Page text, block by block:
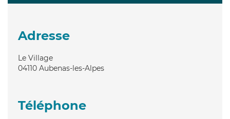
Adresse
Le Village
04110 Aubenas-les-Alpes
Téléphone